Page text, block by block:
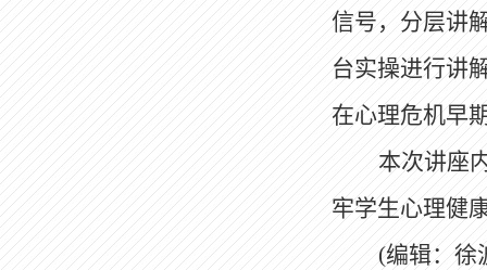
信号，分层讲
台实操进行讲
在心理危机早
本次讲座
牢学生心理健
(编辑：徐